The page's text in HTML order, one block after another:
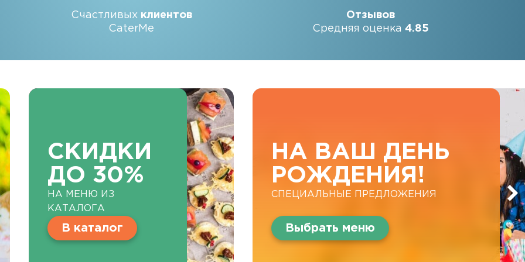
Счастливых клиентов
CaterMe
Отзывов
Средняя оценка 4.85
СКИДКИ
ДО 30%
НА МЕНЮ ИЗ
КАТАЛОГА
В каталог
НА ВАШ ДЕНЬ
РОЖДЕНИЯ!
СПЕЦИАЛЬНЫЕ ПРЕДЛОЖЕНИЯ
Выбрать меню